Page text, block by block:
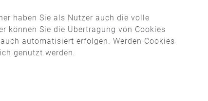
haben Sie als Nutzer auch die volle
können Sie die Übertragung von Cookies
automatisiert erfolgen. Werden Cookies
genutzt werden.